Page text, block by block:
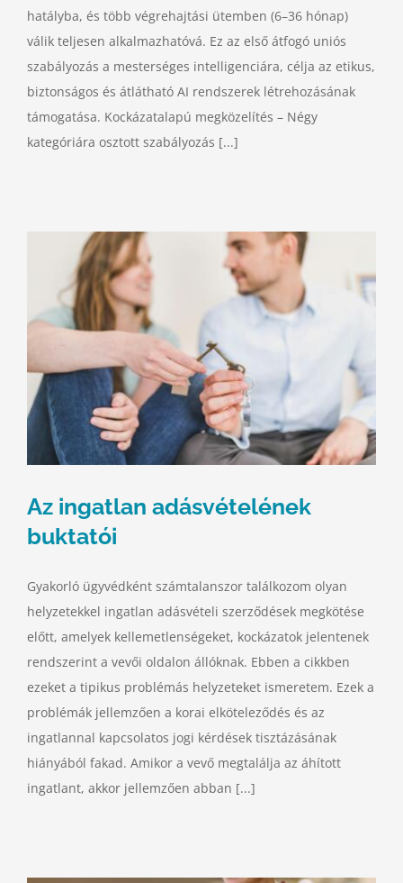
hatályba, és több végrehajtási ütemben (6–36 hónap)
válik teljesen alkalmazhatóvá. Ez az első átfogó uniós
szabályozás a mesterséges intelligenciára, célja az etikus,
biztonságos és átlátható AI rendszerek létrehozásának
támogatása. Kockázatalapú megközelítés – Négy
kategóriára osztott szabályozás [...]
Az ingatlan adásvételének
buktatói
Gyakorló ügyvédként számtalanszor találkozom olyan
helyzetekkel ingatlan adásvételi szerződések megkötése
előtt, amelyek kellemetlenségeket, kockázatok jelentenek
rendszerint a vevői oldalon állóknak. Ebben a cikkben
ezeket a tipikus problémás helyzeteket ismeretem. Ezek a
problémák jellemzően a korai elköteleződés és az
ingatlannal kapcsolatos jogi kérdések tisztázásának
hiányából fakad. Amikor a vevő megtalálja az áhított
ingatlant, akkor jellemzően abban [...]